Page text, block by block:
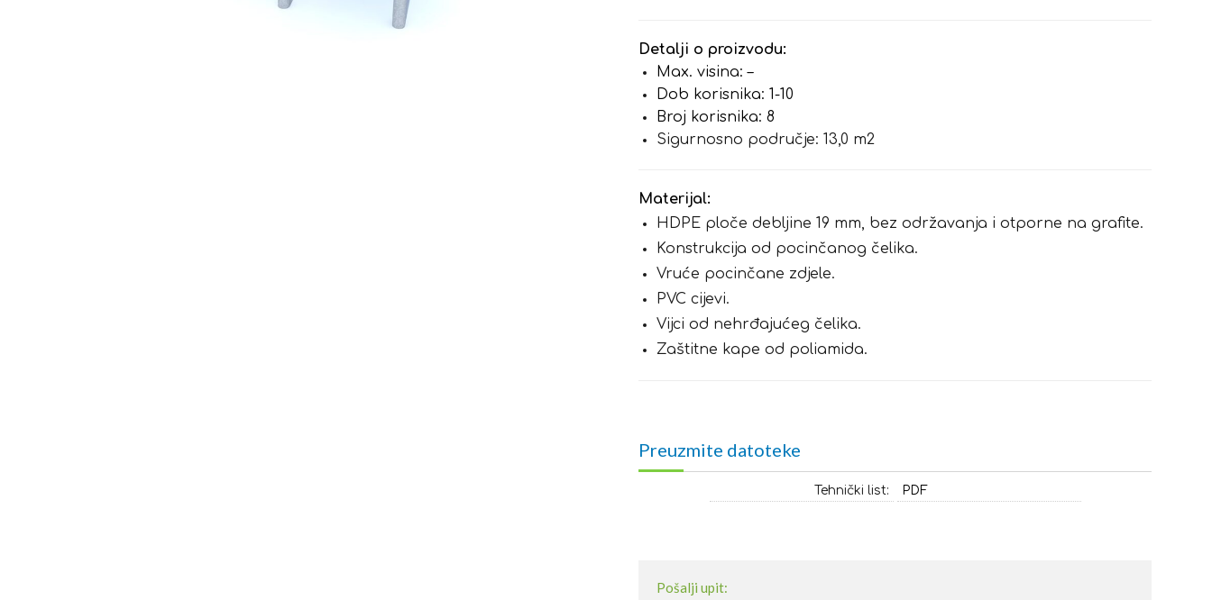
Detalji o proizvodu:
Max. visina: –
Dob korisnika: 1-10
Broj korisnika: 8
Sigurnosno područje: 13,0 m2
Materijal:
HDPE ploče debljine 19 mm, bez održavanja i otporne na grafite.
Konstrukcija od pocinčanog čelika.
Vruće pocinčane zdjele.
PVC cijevi.
Vijci od nehrđajućeg čelika.
Zaštitne kape od poliamida.
Preuzmite datoteke
Tehnički list: PDF
Pošalji upit: